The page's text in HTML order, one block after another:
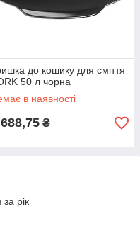
до кошику для сміття
50 л чорна
в наявності
₴
рік